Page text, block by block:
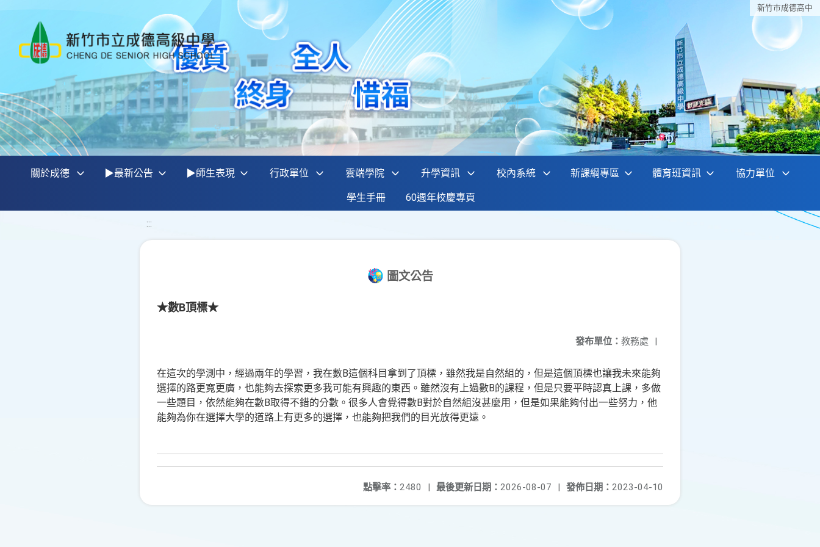
新竹巿成德高中
關於成德 ▶最新公告 ▶師生表現 行政單位 雲端學院 升學資訊 校內系統 新課綱專區 體育班資訊 協力單位
學生手冊 60週年校慶專頁
:::
圖文公告
★數B頂標★
發布單位： 教務處 |
在這次的學測中，經過兩年的學習，我在數B這個科目拿到了頂標，雖然我是自然組的，但是這個頂標也讓我未來能夠
選擇的路更寬更廣，也能夠去探索更多我可能有興趣的東西。雖然沒有上過數B的課程，但是只要平時認真上課，多做
一些題目，依然能夠在數B取得不錯的分數。很多人會覺得數B對於自然組沒甚麼用，但是如果能夠付出一些努力，他
能夠為你在選擇大學的道路上有更多的選擇，也能夠把我們的目光放得更遠。
發佈日期： 2023-04-10
最後更新日期： 2026-08-07 |
點擊率： 2480 |